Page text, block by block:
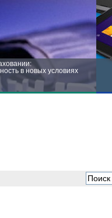
в новых условиях